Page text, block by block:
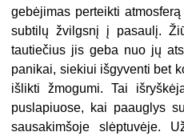
gebėjimas perteikti
subtilų žvilgsnį į pasaulį.
tautiečius jis geba nuo jų
panikai, siekiui išgyventi bet
išlikti žmogumi. Tai
puslapiuose, kai paauglys
sausakimšoje slėptuvėje.